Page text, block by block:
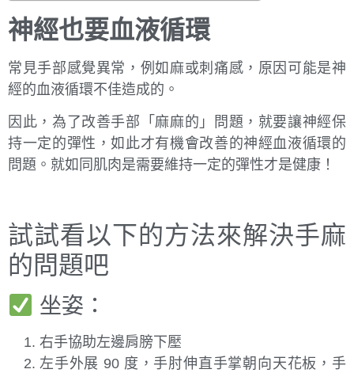
神經也要血液循環
常見手部感覺異常，例如麻或刺痛感，原因可能是神
經的血液循環不佳造成的。
因此，為了改善手部「麻麻的」問題，就要讓神經保
持一定的彈性，如此才有機會改善的神經血液循環的
問題。就如同肌肉是需要維持一定的彈性才是健康！
試試看以下的方法來解決手麻
的問題吧
坐姿：
右手協助左邊肩膀下壓
左手外展 90 度，手肘伸直手掌朝向天花板，手